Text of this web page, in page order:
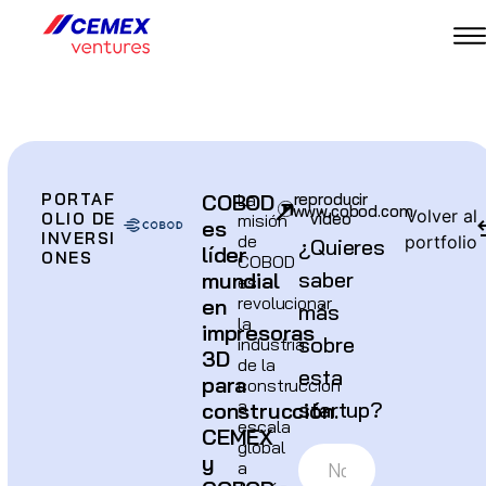
PORTAF
OLIO DE
INVERSI
ONES
COBOD
es
líder
mundial
en
impresoras
3D
para
construcción.
CEMEX
y
La
misión
de
COBOD
es
revolucionar
la
industria
de la
construcción
a
escala
global
a
www.cobod.com
reproducir
vídeo
¿Quieres
saber
más
sobre
esta
startup?
Volver al
portfolio